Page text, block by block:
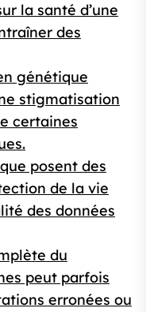
la santé d’une
des
génétique
stigmatisation
certaines
posent des
de la vie
des données
du
peut parfois
erronées ou